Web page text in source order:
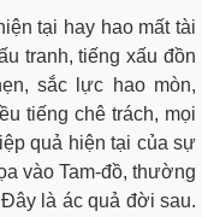
tại hay hao mất tài
tranh, tiếng xấu đồn
sắc lực hao mòn,
tiếng chê trách, mọi
quả hiện tại của sự
vào Tam-đồ, thường
là ác quả đời sau.